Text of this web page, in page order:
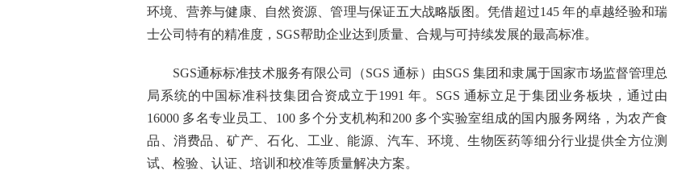
环境、营养与健康、自然资源、管理与保证五大战略版图。凭借超过145 年的卓越经验和瑞
士公司特有的精准度，SGS帮助企业达到质量、合规与可持续发展的最高标准。
SGS通标标准技术服务有限公司
（SGS 通标）由SGS 集团和隶属于国家市场监督管理总
局系统的中国标准科技集团合资成立于1991 年。SGS 通标立足于集团业务板块，通过由
16000 多名专业员工、100 多个分支机构和200 多个实验室组成的国内服务网络，为农产食
品、消费品、矿产、石化、工业、能源、汽车、环境、生物医药等细分行业提供全方位测
试、检验、认证、培训和校准等质量解决方案。